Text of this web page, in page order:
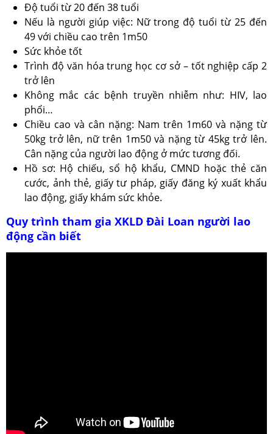
Độ tuổi từ 20 đến 38 tuổi
Nếu là người giúp việc: Nữ trong độ tuổi từ 25 đến
49 với chiều cao trên 1m50
Sức khỏe tốt
Trình độ văn hóa trung học cơ sở – tốt nghiệp cấp 2
trở lên
Không mắc các bệnh truyền nhiễm như: HIV, lao
phổi…
Chiều cao và cân nặng: Nam trên 1m60 và nặng từ
50kg trở lên, nữ trên 1m50 và nặng từ 45kg trở lên.
Cân nặng của người lao động ở mức tương đối.
Hồ sơ: Hộ chiếu, sổ hộ khẩu, CMND hoặc thẻ căn
cước, ảnh thẻ, giấy tư pháp, giấy đăng ký xuất khẩu
lao động, giấy khám sức khỏe.
Quy trình tham gia XKLD Đài Loan người lao
động cần biết